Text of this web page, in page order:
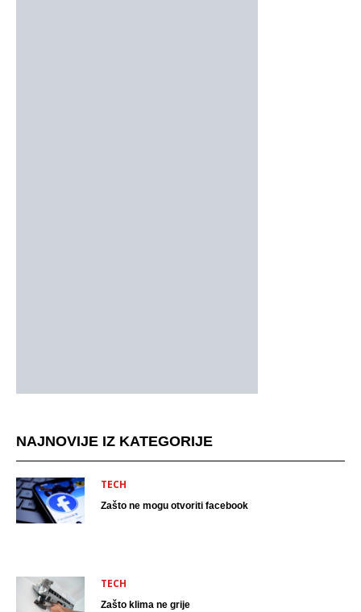
NAJNOVIJE IZ KATEGORIJE
TECH
Zašto ne mogu otvoriti facebook
TECH
Zašto klima ne grije